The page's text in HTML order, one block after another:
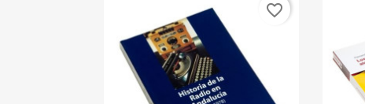
favorite_border